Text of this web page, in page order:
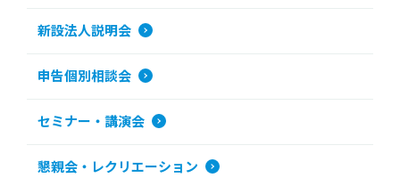
新設法人説明会
申告個別相談会
セミナー・講演会
懇親会・レクリエーション